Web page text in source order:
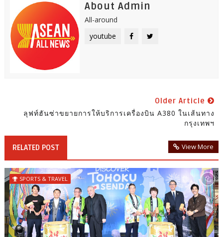
About Admin
All-around
youtube
Older Article
ลุฟท์ฮันซ่าขยายการให้บริการเครื่องบิน A380 ในเส้นทาง
กรุงเทพฯ
RELATED POST View More
SPORTS & TRAVEL